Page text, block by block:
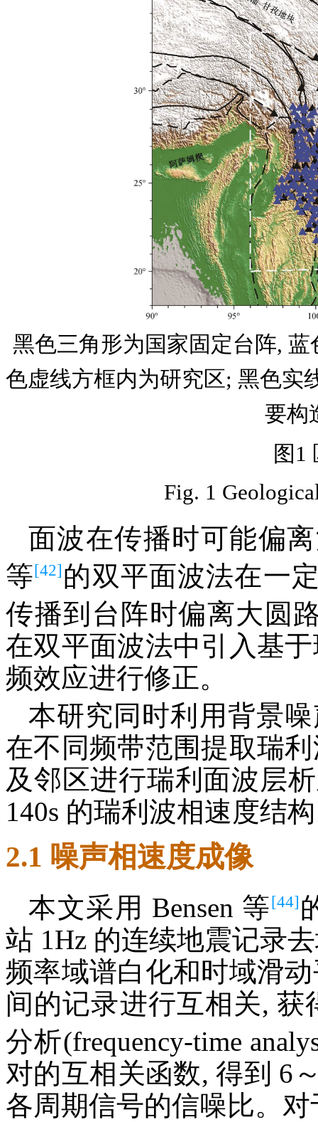
黑色三角形为国家固定台阵,
色虚线方框内为研究区; 黑色实
要构
图1
Fig. 1
面波在传播时可能偏
等[42]的双平面波法在一
传播到台阵时偏离大圆
在双平面波法中引入基
频效应进行修正。
本研究同时利用背景
在不同频带范围提取瑞
及邻区进行瑞利面波层
140s 的瑞利波相速度结
2.1 噪声相速度成像
本文采用 Bensen 等[44]
站 1Hz 的连续地震记录
频率域谱白化和时域滑
间的记录进行互相关,
分析(frequency-time
对的互相关函数, 得到 6
各周期信号的信噪比。